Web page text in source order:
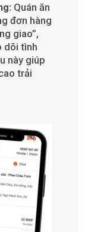
Quán ăn
đơn hàng
giao”,
dõi tình
này giúp
trải